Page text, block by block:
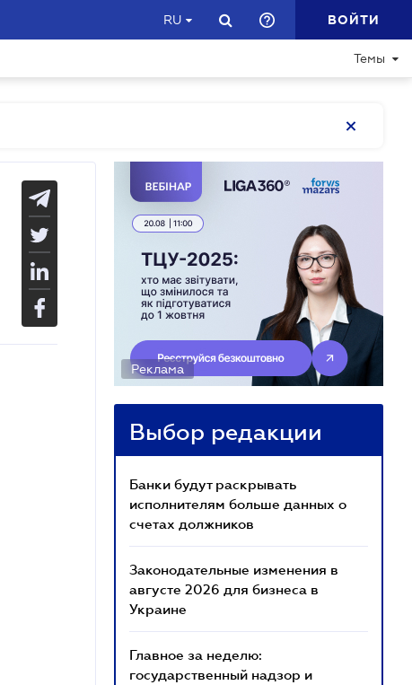
RU ВОЙТИ
Темы
Реклама
Выбор редакции
Банки будут раскрывать
исполнителям больше данных о
счетах должников
Законодательные изменения в
августе 2026 для бизнеса в
Украине
Главное за неделю:
государственный надзор и